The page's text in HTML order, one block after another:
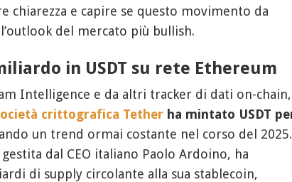
chiarezza e capire se questo movimento da
del mercato più bullish.
in USDT su rete Ethereum
Intelligence e da altri tracker di dati on-chain,
crittografica Tether ha mintato USDT
un trend ormai costante nel corso del 2025.
dal CEO italiano Paolo Ardoino, ha
di supply circolante alla sua stablecoin,